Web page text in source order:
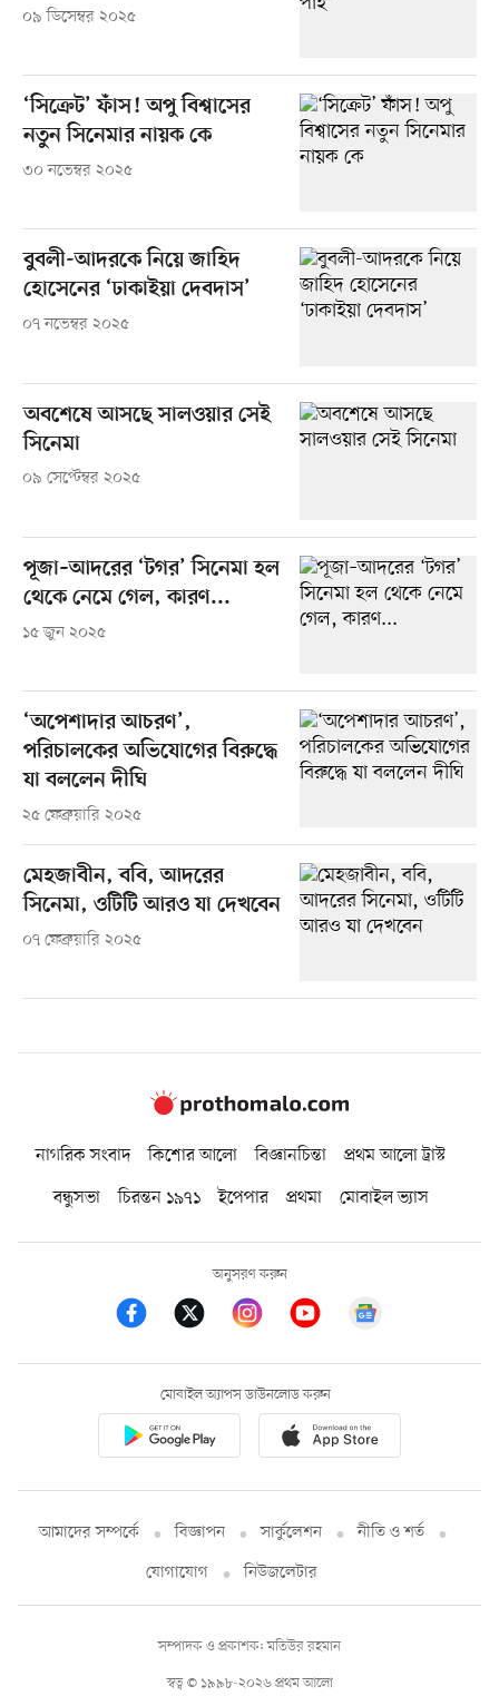
০৯ ডিসেম্বর ২০২৫
‘সিক্রেট’ ফাঁস! অপু বিশ্বাসের
নতুন সিনেমার নায়ক কে
৩০ নভেম্বর ২০২৫
বুবলী-আদরকে নিয়ে জাহিদ
হোসেনের ‘ঢাকাইয়া দেবদাস’
০৭ নভেম্বর ২০২৫
অবশেষে আসছে সালওয়ার সেই
সিনেমা
০৯ সেপ্টেম্বর ২০২৫
পূজা–আদরের ‘টগর’ সিনেমা হল
থেকে নেমে গেল, কারণ...
১৫ জুন ২০২৫
‘অপেশাদার আচরণ’,
পরিচালকের অভিযোগের বিরুদ্ধে
যা বললেন দীঘি
২৫ ফেব্রুয়ারি ২০২৫
মেহজাবীন, ববি, আদরের
সিনেমা, ওটিটি আরও যা দেখবেন
০৭ ফেব্রুয়ারি ২০২৫
নাগরিক সংবাদ কিশোর আলো বিজ্ঞানচিন্তা
প্রথম আলো ট্রাস্ট
বন্ধুসভা
চিরন্তন ১৯৭১ ইপেপার প্রথমা মোবাইল ভ্যাস
অনুসরণ করুন
মোবাইল অ্যাপস ডাউনলোড করুন
আমাদের সম্পর্কে বিজ্ঞাপন সার্কুলেশন
নীতি ও শর্ত
যোগাযোগ
নিউজলেটার
স্বত্ব © ১৯৯৮-২০২৬ প্রথম আলো
সম্পাদক ও প্রকাশক: মতিউর রহমান